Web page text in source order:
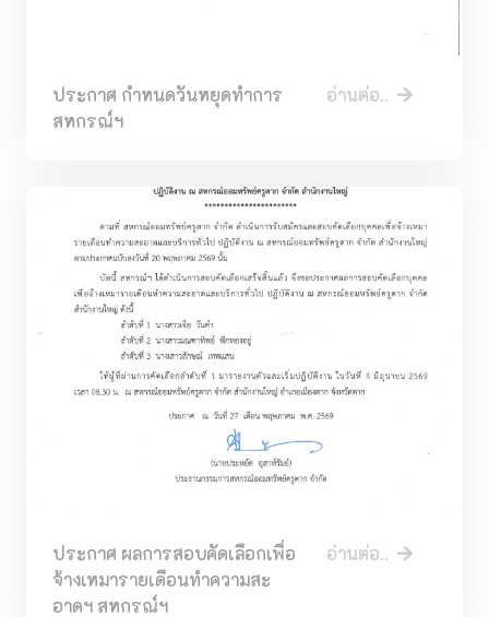
ประกาศ กำหนดวันหยุดทำการ
สหกรณ์ฯ
อ่านต่อ..
ประกาศ ผลการสอบคัดเลือกเพื่อ
จ้างเหมารายเดือนทำความสะ
อาดฯ สหกรณ์ฯ
อ่านต่อ..